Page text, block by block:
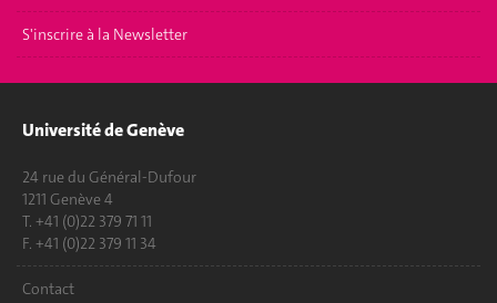
S'inscrire à la Newsletter
Université de Genève
24 rue du Général-Dufour
1211 Genève 4
T. +41 (0)22 379 71 11
F. +41 (0)22 379 11 34
Contact